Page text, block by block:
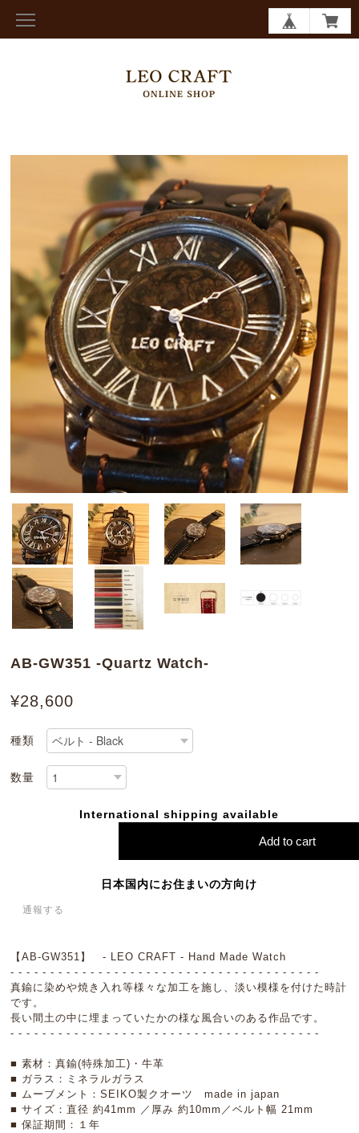
AB-GW351 -Quartz Watch-
¥28,600
種類
数量
International shipping available
Add to cart
日本国内にお住まいの方向け
通報する
【AB-GW351】 - LEO CRAFT - Hand Made Watch
- - - - - - - - - - - - - - - - - - - - - - - - - - - - - - - - - - - - - - -
真鍮に染めや焼き入れ等様々な加工を施し、淡い模様を付けた時計
です。
長い間土の中に埋まっていたかの様な風合いのある作品です。
- - - - - - - - - - - - - - - - - - - - - - - - - - - - - - - - - - - - - - -
■ 素材：真鍮(特殊加工)・牛革
■ ガラス：ミネラルガラス
■ ムーブメント：SEIKO製クオーツ made in japan
■ サイズ：直径 約41mm ／厚み 約10mm／ベルト幅 21mm
■ 保証期間：１年